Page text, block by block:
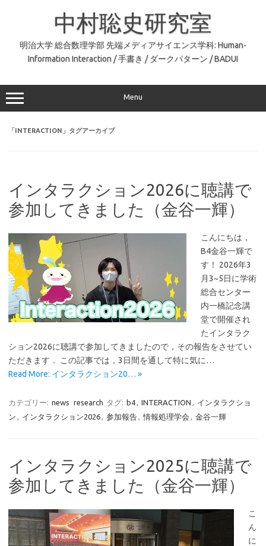
中村聡史研究室
明治大学 総合数理学部 先端メディアサイエンス学科: Human-
Information Interaction / 手書き / ダークパターン / BADUI
Menu
「INTERACTION 」タグアーカイブ
インタラクション2026に聴講で
参加してきました（金谷一輝）
こんにちは，
B4金谷一輝で
す！ 2026年3
月3~5日に学術
総合センター
内一橋記念講
堂で開催され
たインタラク
ション2026に聴講で参加してきましたので，その報告をさせてい
ただきます． この記事では，3日間を通して特に気に…
Read More: インタラクション20… »
カテゴリー: news research タグ: b4, INTERACTION , インタラクショ
ン , インタラクション2026, 参加報告, 情報処理学会 , 金谷一輝
インタラクション2025に聴講で
参加してきました（金谷一輝）
こ
ん
に